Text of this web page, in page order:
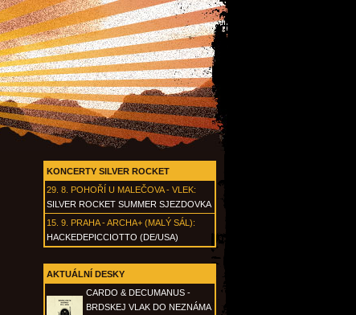
KONCERTY SILVER ROCKET
29. 8. POHOŘÍ U MALEČOVA - VLEK:
SILVER ROCKET SUMMER SJEZDOVKA
15. 9. PRAHA - ARCHA+ (MALÝ SÁL):
HACKEDEPICCIOTTO (DE/USA)
AKTUÁLNÍ DESKY
CARDO & DECUMANUS -
BRDSKEJ VLAK DO NEZNÁMA